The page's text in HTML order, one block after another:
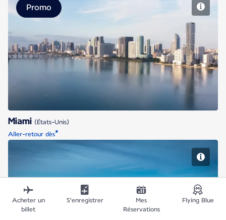
Miami
Promo
Miami (États-Unis)
Aller-retour dès*
Montréal
Acheter un
billet
S'enregistrer
Mes
Réservations
Flying Blue